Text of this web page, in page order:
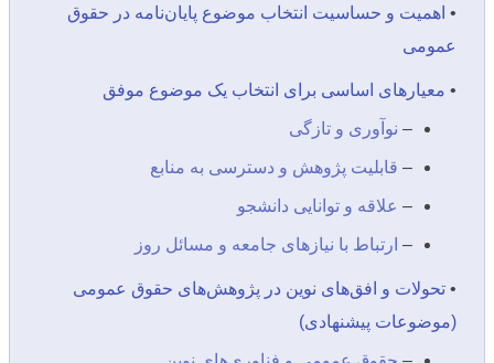
• اهمیت و حساسیت انتخاب موضوع پایان‌نامه در حقوق
عمومی
• معیارهای اساسی برای انتخاب یک موضوع موفق
– نوآوری و تازگی
– قابلیت پژوهش و دسترسی به منابع
– علاقه و توانایی دانشجو
– ارتباط با نیازهای جامعه و مسائل روز
• تحولات و افق‌های نوین در پژوهش‌های حقوق عمومی
(موضوعات پیشنهادی)